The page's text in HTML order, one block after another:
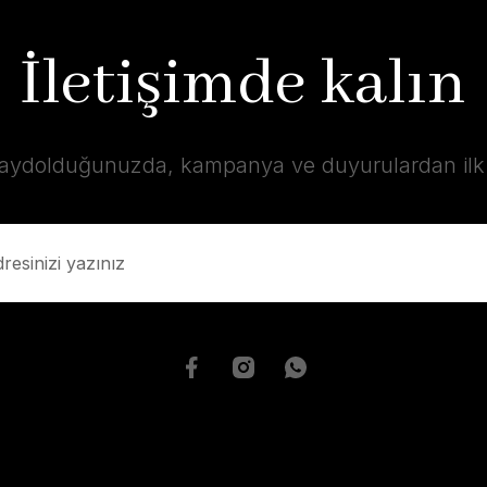
İletişimde kalın
kampanya ve duyurulardan